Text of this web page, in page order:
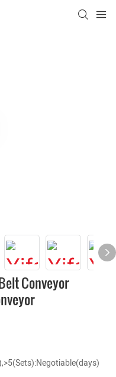
Conveyor